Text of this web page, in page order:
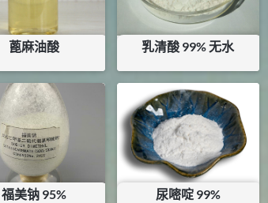
蓖麻油酸
¥26
库存：0.5 KG
乳清酸 99% 无水
¥71
库存：89.8 KG
福美钠 95% 尿嘧啶 99%
D-异抗坏血酸钠 98%
浏览量 - 1.55w
2021-05-25 食品添加剂原料
9 硬脂富马酸钠 99%
浏览量 - 1.54w
2021-06-19